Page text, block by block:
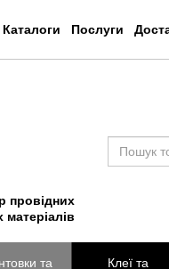
Каталоги Послуги
провідних
та
Клеї та